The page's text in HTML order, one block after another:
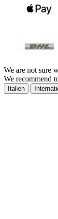
We are not sure
We recommend
Italien